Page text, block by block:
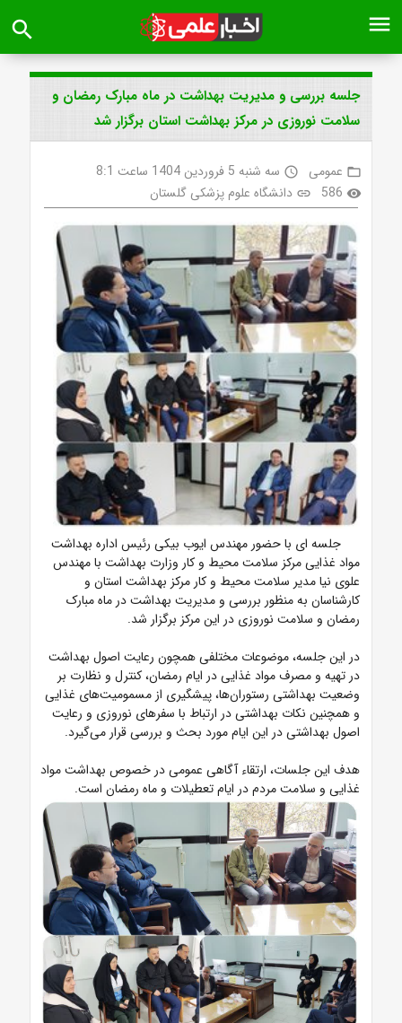
menu
search
جلسه بررسی و مدیریت بهداشت در ماه مبارک رمضان و
سلامت نوروزی در مرکز بهداشت استان برگزار شد
folder_open عمومی access_time سه شنبه 5 فروردین 1404 ساعت 8:1
visibility
586
link دانشگاه علوم پزشکی گلستان
جلسه ای با حضور مهندس ایوب بیکی رئیس اداره بهداشت
مواد غذایی مرکز سلامت محیط و کار وزارت بهداشت با مهندس
علوی نیا مدیر سلامت محیط و کار مرکز بهداشت استان و
کارشناسان به منظور بررسی و مدیریت بهداشت در ماه مبارک
رمضان و سلامت نوروزی در این مرکز برگزار شد.
در این جلسه، موضوعات مختلفی همچون رعایت اصول بهداشت
در تهیه و مصرف مواد غذایی در ایام رمضان، کنترل و نظارت بر
وضعیت بهداشتی رستوران‌ها، پیشگیری از مسمومیت‌های غذایی
و همچنین نکات بهداشتی در ارتباط با سفرهای نوروزی و رعایت
اصول بهداشتی در این ایام مورد بحث و بررسی قرار می‌گیرد.
هدف این جلسات، ارتقاء آگاهی عمومی در خصوص بهداشت مواد
غذایی و سلامت مردم در ایام تعطیلات و ماه رمضان است.